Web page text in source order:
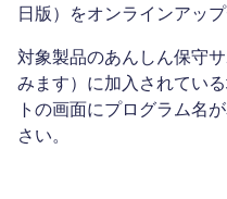
日版）をオンラインアッ
対象製品のあんしん保守
みます）に加入されてい
トの画面にプログラム名
さい。